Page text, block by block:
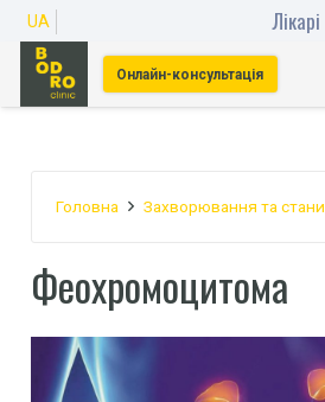
UA Лікарі
Онлайн-консультація
Головна Захворювання та стани
Феохромоцитома